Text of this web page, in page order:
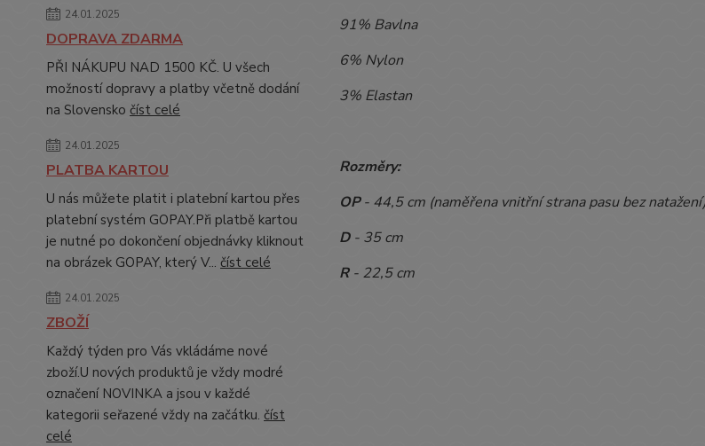
24.01.2025
DOPRAVA ZDARMA
PŘI NÁKUPU NAD 1500 KČ. U všech
možností dopravy a platby včetně dodání
na Slovensko číst celé
24.01.2025
PLATBA KARTOU
U nás můžete platit i platební kartou přes
platební systém GOPAY.Při platbě kartou
je nutné po dokončení objednávky kliknout
na obrázek GOPAY, který V... číst celé
24.01.2025
ZBOŽÍ
Každý týden pro Vás vkládáme nové
zboží.U nových produktů je vždy modré
označení NOVINKA a jsou v každé
kategorii seřazené vždy na začátku. číst
celé
91% Bavlna
6% Nylon
3% Elastan
Rozměry:
OP- 44,5cm (naměřena vnitřní strana pasu bez
D - 35 cm
R- 22,5 cm